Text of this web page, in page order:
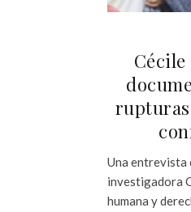
Una entrevista
investigadora
humana y